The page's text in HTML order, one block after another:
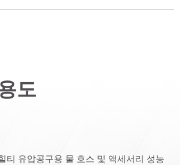
도
티 유압공구용 물 호스 및 액세서리 성능